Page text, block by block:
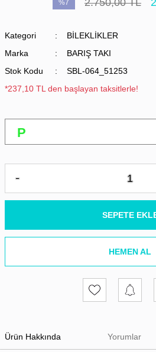
%7 2.750,00 TL
Kategori
BİLEKLİKLER
Marka
BARIŞ TAKI
Stok Kodu
SBL-064_51253
*237,10 TL den başlayan taksitlerle!
SEPETE
HEMEN AL
Ürün Hakkında Yorumlar